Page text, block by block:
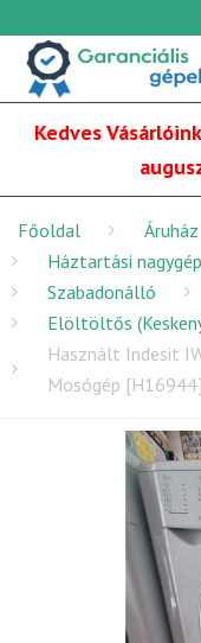
Kedves
Főoldal Áruház
Háztartási nagygép
Szabadonálló
Elöltöltős
Használt Indesit
Mosógép [H16944]